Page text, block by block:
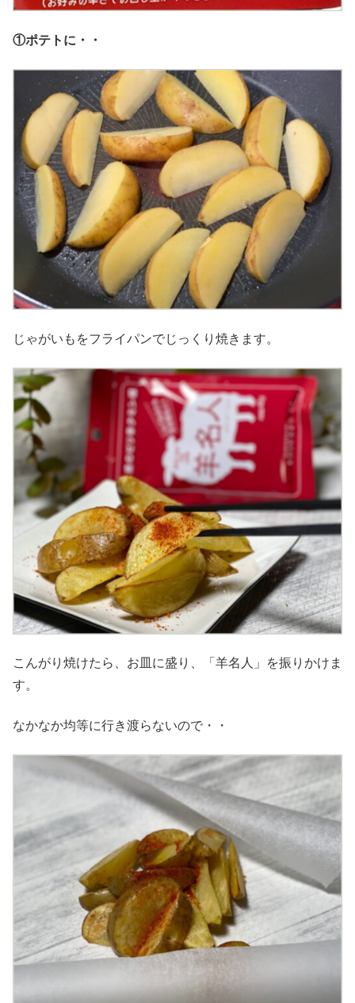
①ポテトに・・
じゃがいもをフライパンでじっくり焼きます。
こんがり焼けたら、お皿に盛り、「羊名人」を振りかけま
す。
なかなか均等に行き渡らないので・・